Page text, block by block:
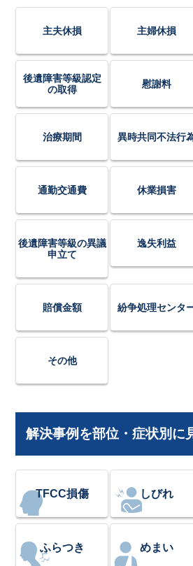
主夫休損 主婦休損
後遺障害等級認定
の取得
慰謝料
治療期間 異時共同不法行
通勤交通費 休業損害
後遺障害等級の異議
申立て
逸失利益
賠償金額 紛争処理センタ
その他
解決事例を部位・症状別に
TFCC損傷 しびれ
ふらつき めまい